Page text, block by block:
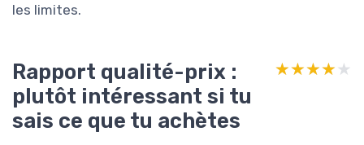
les limites.
Rapport qualité-prix :
plutôt intéressant si tu
sais ce que tu achètes
★★★★★
★★★★★